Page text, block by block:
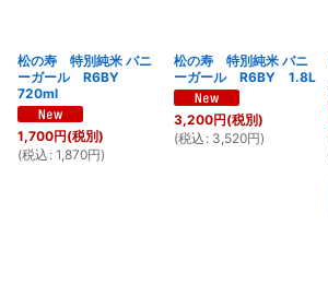
松の寿 特別純米 バニ
ーガール R6BY
720ml
1,700円(税別)
(税込 : 1,870円)
松の寿 特別純米 バニ
ーガール R6BY 1.8L
3,200円(税別)
(税込 : 3,520円)